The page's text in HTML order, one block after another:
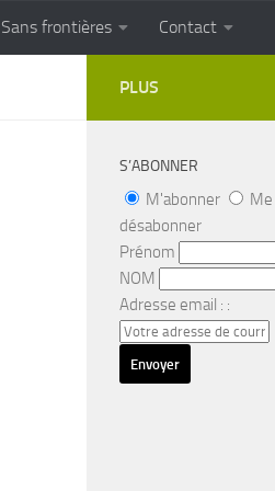
Cuisine populaire des terroirs
Sans frontières Contact
PLUS
S’ABONNER
M'abonner
Me
désabonner
Prénom
NOM
Adresse email : :